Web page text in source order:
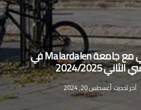
برنامج التبادل الطلابي مع جامعة Malardalen في
2024/2025
آخر تحديث أغسطس 20, 2024